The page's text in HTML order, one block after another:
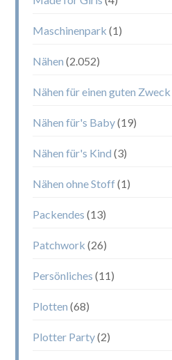
Maschinenpark (1)
Nähen (2.052)
Nähen für einen guten Zweck
Nähen für's Baby(19)
Nähen für's Kind (3)
Nähen ohne Stoff (1)
Packendes (13)
Patchwork (26)
Persönliches (11)
Plotten (68)
Plotter Party(2)